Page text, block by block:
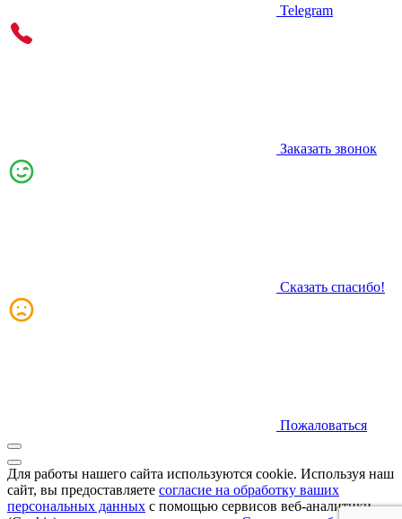
Telegram
Заказать звонок
Сказать спасибо!
Пожаловаться
Для работы нашего сайта используются cookie. Используя наш
сайт, вы предоставляете согласие на обработку ваших
персональных данных с помощью сервисов веб-аналитики